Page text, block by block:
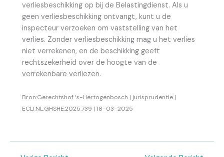
verliesbeschikking op bij de Belastingdienst. Als u
geen verliesbeschikking ontvangt, kunt u de
inspecteur verzoeken om vaststelling van het
verlies. Zonder verliesbeschikking mag u het verlies
niet verrekenen, en de beschikking geeft
rechtszekerheid over de hoogte van de
verrekenbare verliezen.
Bron:Gerechtshof ‘s-Hertogenbosch | jurisprudentie |
ECLI:NL:GHSHE:2025:739 | 18-03-2025